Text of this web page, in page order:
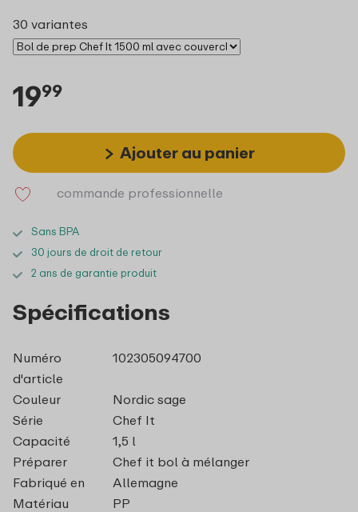
30 variantes
1999
Ajouter au panier
commande professionnelle
Sans BPA
30 jours de droit de retour
2 ans de garantie produit
Spécifications
Numéro
d'article
102305094700
Couleur
Nordic sage
Série
Chef It
Capacité
1,5 l
Préparer
Chef it bol à mélanger
Fabriqué en
Allemagne
Matériau
PP